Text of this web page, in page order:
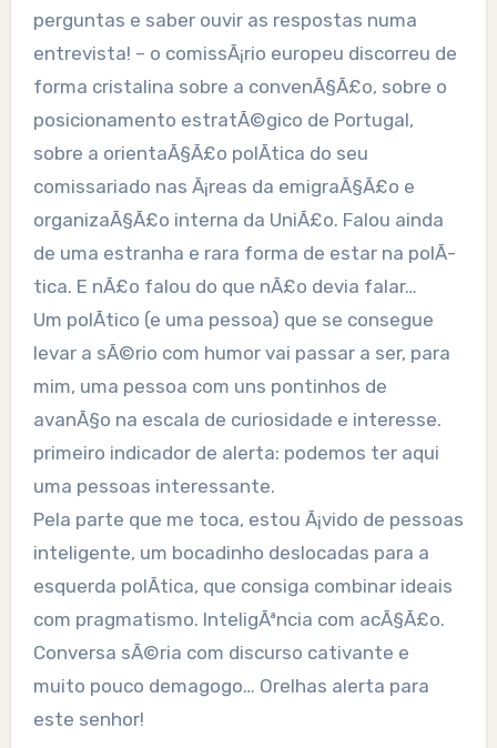
perguntas e saber ouvir as respostas numa
entrevista! – o comissÃ¡rio europeu discorreu de
forma cristalina sobre a convenÃ§Ã£o, sobre o
posicionamento estratÃ©gico de Portugal,
sobre a orientaÃ§Ã£o polÃ­tica do seu
comissariado nas Ã¡reas da emigraÃ§Ã£o e
organizaÃ§Ã£o interna da UniÃ£o. Falou ainda
de uma estranha e rara forma de estar na polÃ­
tica. E nÃ£o falou do que nÃ£o devia falar…
Um polÃ­tico (e uma pessoa) que se consegue
levar a sÃ©rio com humor vai passar a ser, para
mim, uma pessoa com uns pontinhos de
avanÃ§o na escala de curiosidade e interesse.
primeiro indicador de alerta: podemos ter aqui
uma pessoas interessante.
Pela parte que me toca, estou Ã¡vido de pessoas
inteligente, um bocadinho deslocadas para a
esquerda polÃ­tica, que consiga combinar ideais
com pragmatismo. InteligÃªncia com acÃ§Ã£o.
Conversa sÃ©ria com discurso cativante e
muito pouco demagogo… Orelhas alerta para
este senhor!